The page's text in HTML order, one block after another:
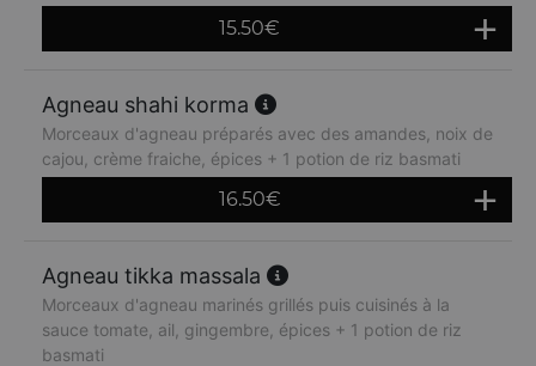
15.50€
Agneau shahi korma
Morceaux d'agneau préparés avec des amandes, noix de
cajou, crème fraiche, épices + 1 potion de riz basmati
16.50€
Agneau tikka massala
Morceaux d'agneau marinés grillés puis cuisinés à la
sauce tomate, ail, gingembre, épices + 1 potion de riz
basmati